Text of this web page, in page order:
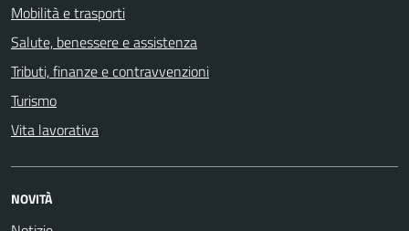
Mobilità e trasporti
Salute, benessere e assistenza
Tributi, finanze e contravvenzioni
Turismo
Vita lavorativa
NOVITÀ